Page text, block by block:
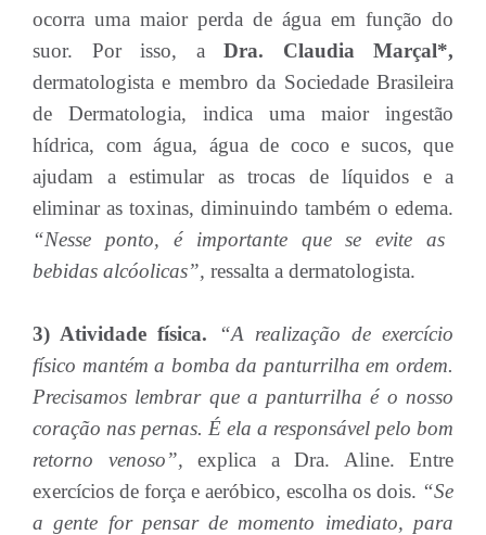
ocorra uma maior perda de água em função do
suor. Por isso, a Dra. Claudia Marçal*,
dermatologista e membro da Sociedade Brasileira
de Dermatologia, indica uma maior ingestão
hídrica, com água, água de coco e sucos, que
ajudam a estimular as trocas de líquidos e a
eliminar as toxinas, diminuindo também o edema.
“Nesse ponto, é importante que se evite as
bebidas alcóolicas”, ressalta a dermatologista.
3) Atividade física.
“A realização de exercício
físico mantém a bomba da panturrilha em ordem.
Precisamos lembrar que a panturrilha é o nosso
coração nas pernas. É ela a responsável pelo bom
retorno venoso”, explica a Dra. Aline. Entre
exercícios de força e aeróbico, escolha os dois. “Se
a gente for pensar de momento imediato, para